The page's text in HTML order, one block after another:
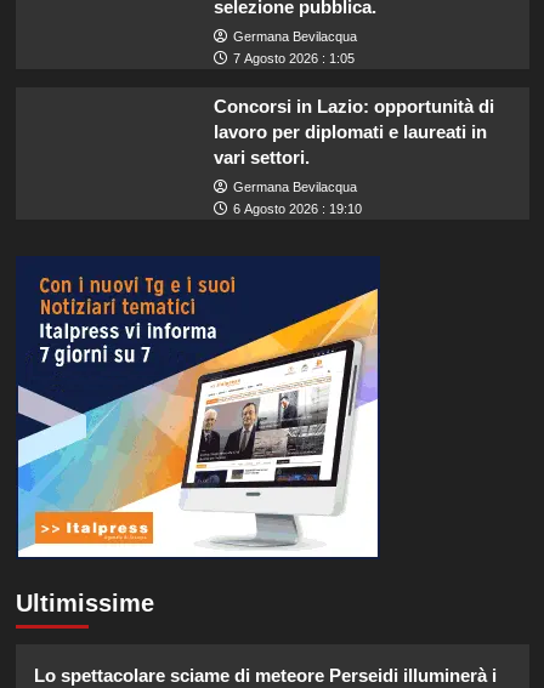
selezione pubblica.
Germana Bevilacqua
7 Agosto 2026 : 1:05
Concorsi in Lazio: opportunità di
lavoro per diplomati e laureati in
vari settori.
Germana Bevilacqua
6 Agosto 2026 : 19:10
Ultimissime
Lo spettacolare sciame di meteore Perseidi illuminerà i